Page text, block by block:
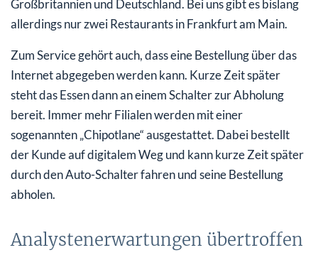
Großbritannien und Deutschland. Bei uns gibt es bislang
allerdings nur zwei Restaurants in Frankfurt am Main.
Zum Service gehört auch, dass eine Bestellung über das
Internet abgegeben werden kann. Kurze Zeit später
steht das Essen dann an einem Schalter zur Abholung
bereit. Immer mehr Filialen werden mit einer
sogenannten „Chipotlane“ ausgestattet. Dabei bestellt
der Kunde auf digitalem Weg und kann kurze Zeit später
durch den Auto-Schalter fahren und seine Bestellung
abholen.
Analystenerwartungen übertroffen